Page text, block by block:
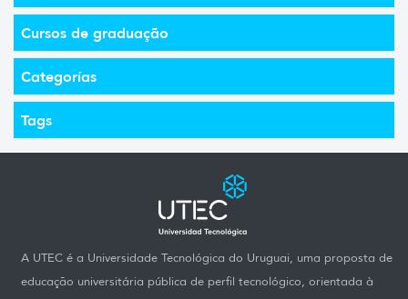
Cursos de graduação
Categorías
Tags
A UTEC é a Universidade Tecnológica do Uruguai, uma proposta de
educação universitária pública de perfil tecnológico, orientada à